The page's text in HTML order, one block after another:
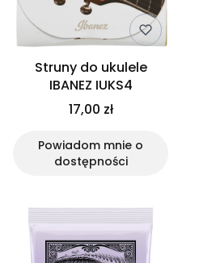
Struny do ukulele
IBANEZ IUKS4
17,00 zł
Powiadom mnie o
dostępności